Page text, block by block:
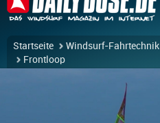
Startseite Windsurf-Fahrtechnik
Frontloop